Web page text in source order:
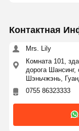
Контактная
Mrs. Lily
Комната 101,
дорога Шансинг,
Шэньчжэнь,
0755 86323333